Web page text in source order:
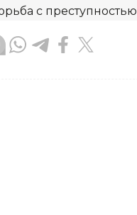
с преступностью